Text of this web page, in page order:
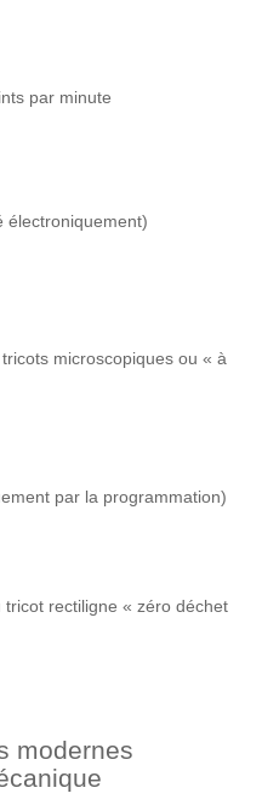
par minute
électroniquement)
microscopiques ou « à
par la programmation)
rectiligne « zéro déchet
modernes